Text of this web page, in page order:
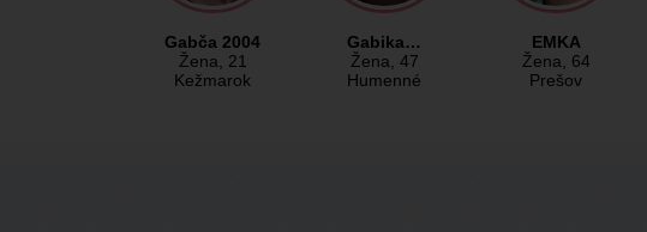
Gabča 2004
Žena, 21
Kežmarok
Gabika…
Žena, 47
Humenné
EMKA
Žena, 64
Prešov